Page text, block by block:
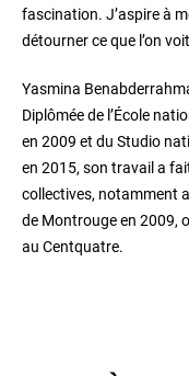
fascination. J’aspire à
détourner ce que l’on
Yasmina
Diplômée de l’École
en 2009 et du Studio
en 2015, son travail a
collectives, notamment
de Montrouge en 2009,
au Centquatre.